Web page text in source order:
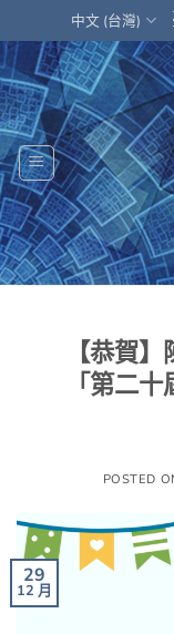
to
content
中文 (台灣)
【恭賀
「第二
POSTED
29
12 月